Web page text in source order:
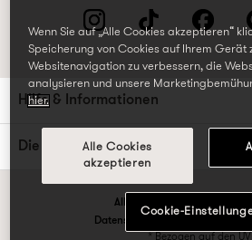
Hilfe & Informationen
Die TK Maxx Familie
Allgemeine
Datenschutzrichtlinien &
* Bezogen auf den
Wenn Sie auf „Alle Cookies akzeptieren“
Speicherung von Cookies auf Ihrem Gerät
Websitenavigation zu verbessern, die
analysieren und unsere
hier.
Alle Cookies
akzeptieren
Cookie-